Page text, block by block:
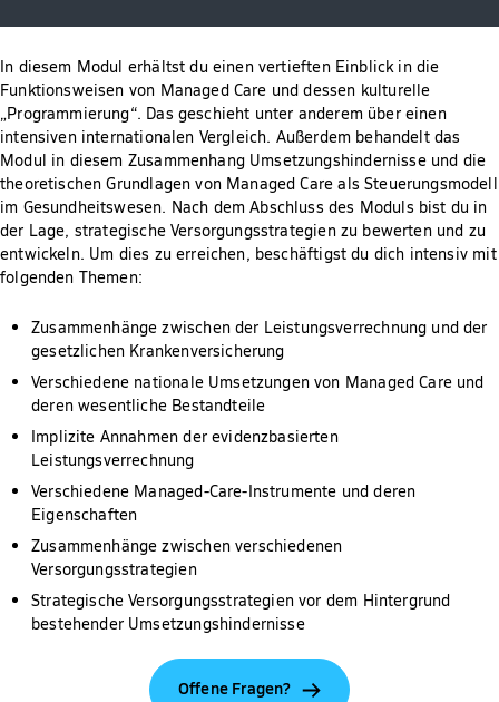
In diesem Modul erhältst du einen vertieften Einblick in die
Funktionsweisen von Managed Care und dessen kulturelle
„Programmierung“. Das geschieht unter anderem über einen
intensiven internationalen Vergleich. Außerdem behandelt das
Modul in diesem Zusammenhang Umsetzungshindernisse und die
theoretischen Grundlagen von Managed Care als Steuerungsmodell
im Gesundheitswesen. Nach dem Abschluss des Moduls bist du in
der Lage, strategische Versorgungsstrategien zu bewerten und zu
entwickeln. Um dies zu erreichen, beschäftigst du dich intensiv mit
folgenden Themen:
Zusammenhänge zwischen der Leistungsverrechnung und der
gesetzlichen Krankenversicherung
Verschiedene nationale Umsetzungen von Managed Care und
deren wesentliche Bestandteile
Implizite Annahmen der evidenzbasierten
Leistungsverrechnung
Verschiedene Managed-Care-Instrumente und deren
Eigenschaften
Zusammenhänge zwischen verschiedenen
Versorgungsstrategien
Strategische Versorgungsstrategien vor dem Hintergrund
bestehender Umsetzungshindernisse
Offene Fragen?